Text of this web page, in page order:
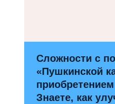
Сложности с
«Пушкинской
Знаете, как